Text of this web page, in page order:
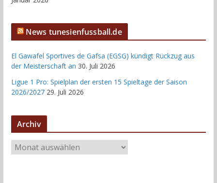
News tunesienfussball.de
El Gawafel Sportives de Gafsa (EGSG) kündigt Rückzug aus
der Meisterschaft an 30. Juli 2026
Ligue 1 Pro: Spielplan der ersten 15 Spieltage der Saison
2026/2027 29. Juli 2026
Archiv
r